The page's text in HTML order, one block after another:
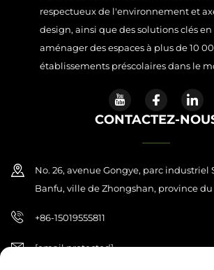
respectueux de l'environnement et
design, ainsi que des solutions clés
aménager des espaces à plus de 10
établissements préscolaires dans le
CONTACTEZ-
No. 26, avenue Gongye, parc
Banfu, ville de Zhongshan, province
+86-15019555811
[email protected]